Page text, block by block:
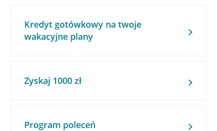
Kredyt gotówkowy na twoje
wakacyjne plany
Zyskaj 1000 zł
Program poleceń